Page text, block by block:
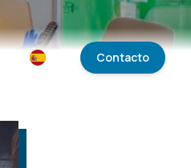
ES Contacto